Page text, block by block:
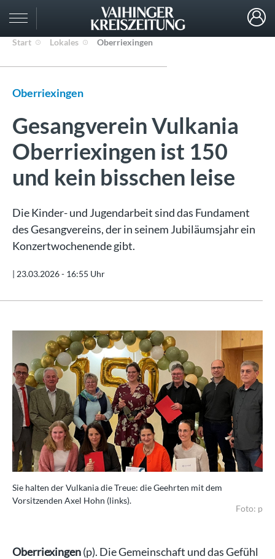
Start Lokales Oberriexingen
Oberriexingen
Gesangverein Vulkania
Oberriexingen ist 150
und kein bisschen leise
Die Kinder- und Jugendarbeit sind das Fundament
des Gesangvereins, der in seinem Jubiläumsjahr ein
Konzertwochenende gibt.
| 23.03.2026 - 16:55 Uhr
Sie halten der Vulkania die Treue: die Geehrten mit dem
Vorsitzenden Axel Hohn (links).
Foto: p
Oberriexingen(p). Die Gemeinschaft und das Gefühl